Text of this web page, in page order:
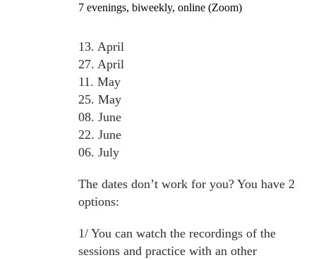
7 evenings, biweekly, online (Zoom)
13. April
27. April
11. May
25. May
08. June
22. June
06. July
The dates don’t work for you? You have 2
options:
1/ You can watch the recordings of the
sessions and practice with an other